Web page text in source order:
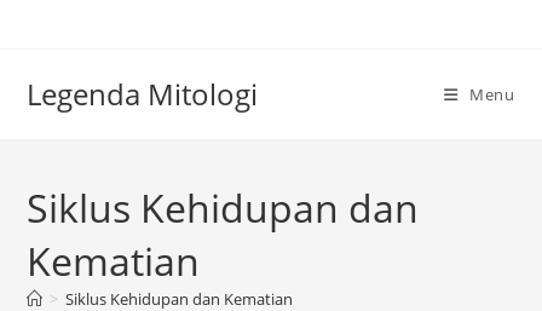
Legenda Mitologi Menu
Siklus Kehidupan dan
Kematian
> Siklus Kehidupan dan Kematian